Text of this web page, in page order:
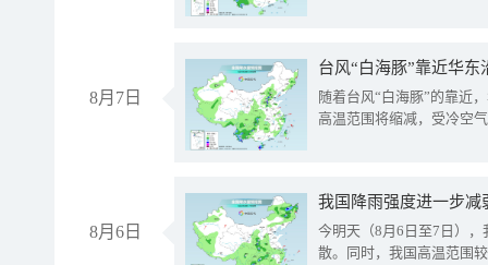
8月7日
台风“白海豚”靠近华
随着台风“白海豚”的靠近
高温范围将缩减，受冷空
8月6日
今明天（8月6日至7日）
散。同时，我国高温范围